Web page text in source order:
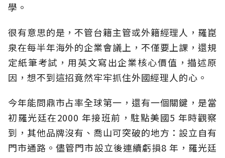
學。
很有意思的是，不管台籍主管或外籍經理人，羅崑
泉在每半年海外的企業會議上，不僅要上課，還規
定紙筆考試，用英文寫出企業核心價值，描述原
因，想不到這招竟然牢牢抓住外國經理人的心。
今年能問鼎市占率全球第一，還有一個關鍵，是當
初羅光廷在2000 年接班前，駐點美國5 年時觀察
到，其他品牌沒有、喬山可突破的地方：設立自有
門市通路。儘管門市設立後連續虧損8 年，羅光廷